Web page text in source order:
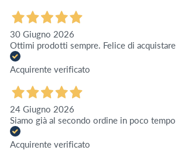
30 Giugno 2026
Ottimi prodotti sempre. Felice di acquistare
Acquirente verificato
24 Giugno 2026
Siamo già al secondo ordine in poco tempo
Acquirente verificato